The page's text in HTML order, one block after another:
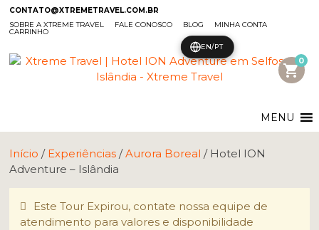
CONTATO@XTREMETRAVEL.COM.BR
SOBRE A XTREME TRAVEL
FALE CONOSCO BLOG MINHA CONTA
CARRINHO
shopping_cart
0
MENU
Início / Experiências /Aurora Boreal / Hotel ION
Adventure – Islândia
Este Tour Expirou, contate nossa equipe de
atendimento para valores e disponibilidade
EN/PT